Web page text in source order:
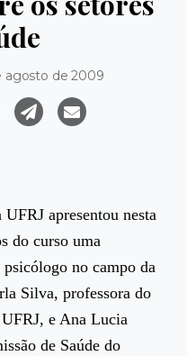
agosto de 2009
apresentou nesta
do curso uma
psicólogo no campo da
Silva, professora do
e Ana Lucia
de Saúde do